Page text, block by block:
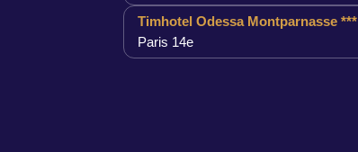
Timhotel Odessa Montparnasse ***
Paris 14e